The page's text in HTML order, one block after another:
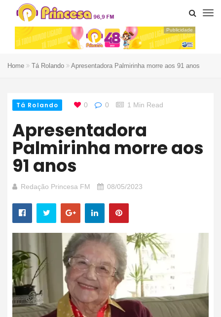
Publicidade
Home Tá Rolando Apresentadora Palmirinha morre aos 91 anos
Tá Rolando 0 0 1 Min Read
Apresentadora
Palmirinha morre aos
91 anos
Redação Princesa FM 08/05/2023